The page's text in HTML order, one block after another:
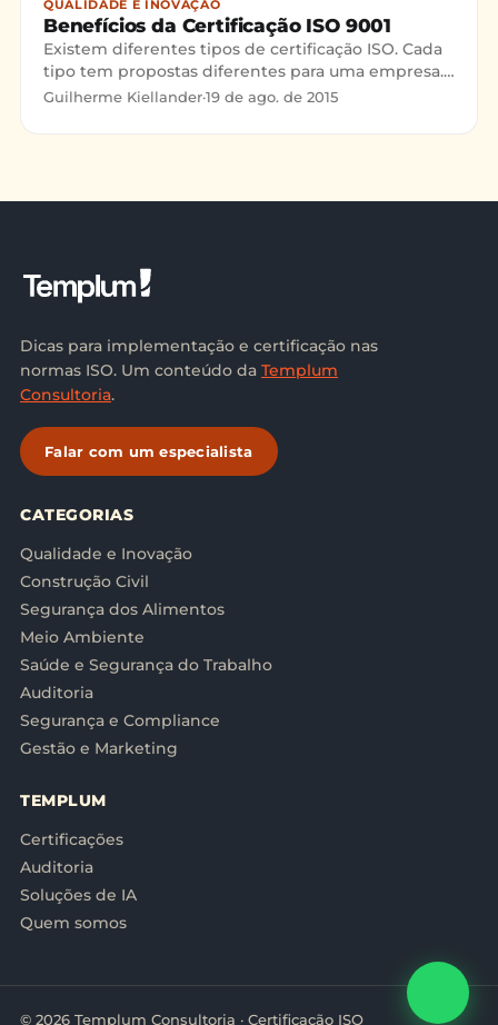
Justamente por isso, que iremos discorrer sobre
como a ISO 9001 pode ser este fator diferencial de
mercado.
QUALIDADE E INOVAÇÃO
Benefícios da Certificação ISO 9001
Existem diferentes tipos de certificação ISO. Cada
tipo tem propostas diferentes para uma empresa.
Independente disso, todas contemplam o objetivo
Guilherme Kiellander·19 de ago. de 2015
Dicas para implementação e certificação nas
normas ISO. Um conteúdo da Templum
Consultoria.
Falar com um especialista
CATEGORIAS
Qualidade e Inovação
Construção Civil
Segurança dos Alimentos
Meio Ambiente
Saúde e Segurança do Trabalho
Auditoria
Segurança e Compliance
Gestão e Marketing
TEMPLUM
Certificações
Auditoria
Soluções de IA
Quem somos
© 2026 Templum Consultoria · Certificação ISO